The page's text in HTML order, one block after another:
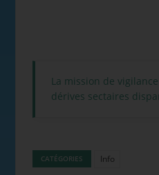
La mission de
dérives sectaires
CATÉGORIES Info